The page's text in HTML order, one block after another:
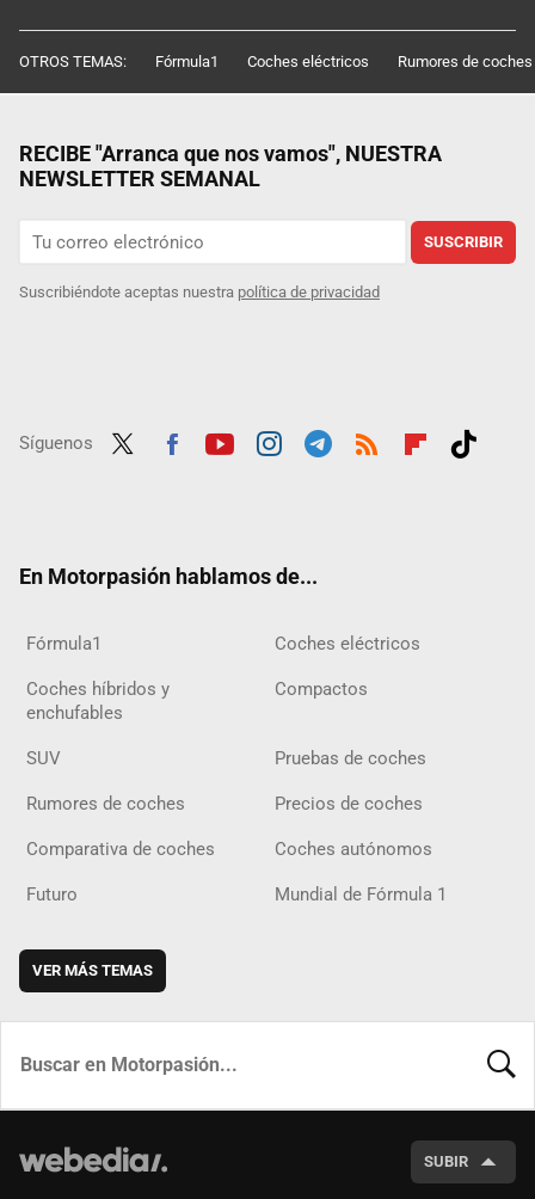
OTROS TEMAS: Fórmula1 Coches eléctricos Rumores de coches
RECIBE "Arranca que nos vamos", NUESTRA
NEWSLETTER SEMANAL
SUSCRIBIR
Suscribiéndote aceptas nuestra política de privacidad
Síguenos
En Motorpasión hablamos de...
Fórmula1 Coches eléctricos
Coches híbridos y
enchufables
Compactos
SUV Pruebas de coches
Rumores de coches Precios de coches
Comparativa de coches Coches autónomos
Futuro Mundial de Fórmula 1
VER MÁS TEMAS
SUBIR